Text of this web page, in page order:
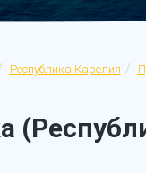
Республика Карелия